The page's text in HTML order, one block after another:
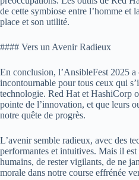
de cette symbiose entre l’homme et
place et son utilité.
#### Vers un Avenir Radieux
En conclusion, l’AnsibleFest 2025 a
incontournable pour tous ceux qui
technologie. Red Hat et HashiCorp
pointe de l’innovation, et que leurs
notre quête de progrès.
L’avenir semble radieux, avec des
performantes et intuitives. Mais il est
humains, de rester vigilants, de ne
morale dans notre course effrénée